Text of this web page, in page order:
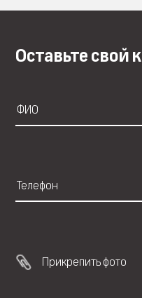
Оставьте свой
Прикрепить фото